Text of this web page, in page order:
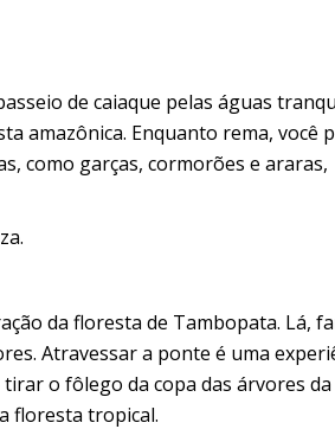
de caiaque pelas águas
amazônica. Enquanto rema, você
como garças, cormorões e araras,
da floresta de Tambopata. Lá,
Atravessar a ponte é uma
o fôlego da copa das árvores da
floresta tropical.